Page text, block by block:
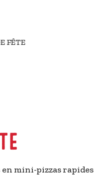
mini-pizzas rapides